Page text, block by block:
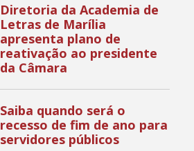
Diretoria da Academia de
Letras de Marília
apresenta plano de
reativação ao presidente
da Câmara
Saiba quando será o
recesso de fim de ano para
servidores públicos